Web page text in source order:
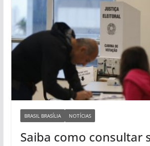
BRASIL BRASÍLIA NOTÍCIAS
Saiba como consultar